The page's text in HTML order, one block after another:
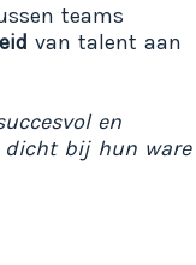
teams
van talent aan
en
dicht bij hun ware